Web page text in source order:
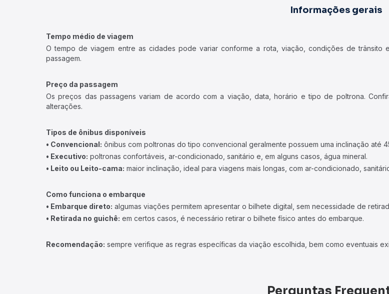
Informações gerais
Tempo médio de viagem
O tempo de viagem entre as cidades pode variar conforme a rota, viação, condições de trânsito
passagem.
Preço da passagem
Os preços das passagens variam de acordo com a viação, data, horário e tipo de poltrona.
alterações.
Tipos de ônibus disponíveis
• Convencional: ônibus com poltronas do tipo convencional geralmente possuem uma inclinação até
• Executivo: poltronas confortáveis, ar-condicionado, sanitário e, em alguns casos, água mineral.
• Leito ou Leito-cama: maior inclinação, ideal para viagens mais longas, com ar-condicionado,
Como funciona o embarque
• Embarque direto: algumas viações permitem apresentar o bilhete digital, sem necessidade de
• Retirada no guichê: em certos casos, é necessário retirar o bilhete físico antes do embarque.
Recomendação: sempre verifique as regras específicas da viação escolhida, bem como eventuais
Perguntas